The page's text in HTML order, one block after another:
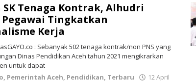
SK Tenaga Kontrak, Alhudri
Tingkatkan
Kerja
: Sebanyak 502 tenaga kontrak/non PNS yang
Dinas Pendidikan Aceh tahun 2021 mengikrarkan
untuk dapat
, Pemerintah Aceh, Pendidikan, Terbaru
12 April